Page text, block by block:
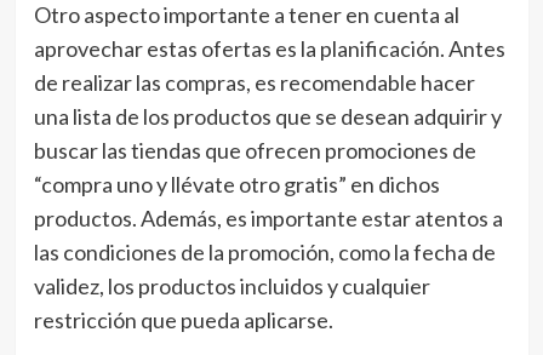
Otro aspecto importante a tener en cuenta al
aprovechar estas ofertas es la planificación. Antes
de realizar las compras, es recomendable hacer
una lista de los productos que se desean adquirir y
buscar las tiendas que ofrecen promociones de
“compra uno y llévate otro gratis” en dichos
productos. Además, es importante estar atentos a
las condiciones de la promoción, como la fecha de
validez, los productos incluidos y cualquier
restricción que pueda aplicarse.